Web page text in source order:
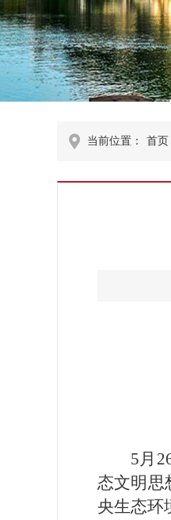
当前位置： 首页
5月
态文明思
央生态环